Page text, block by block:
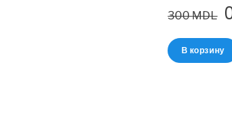
300MDL
В корзину